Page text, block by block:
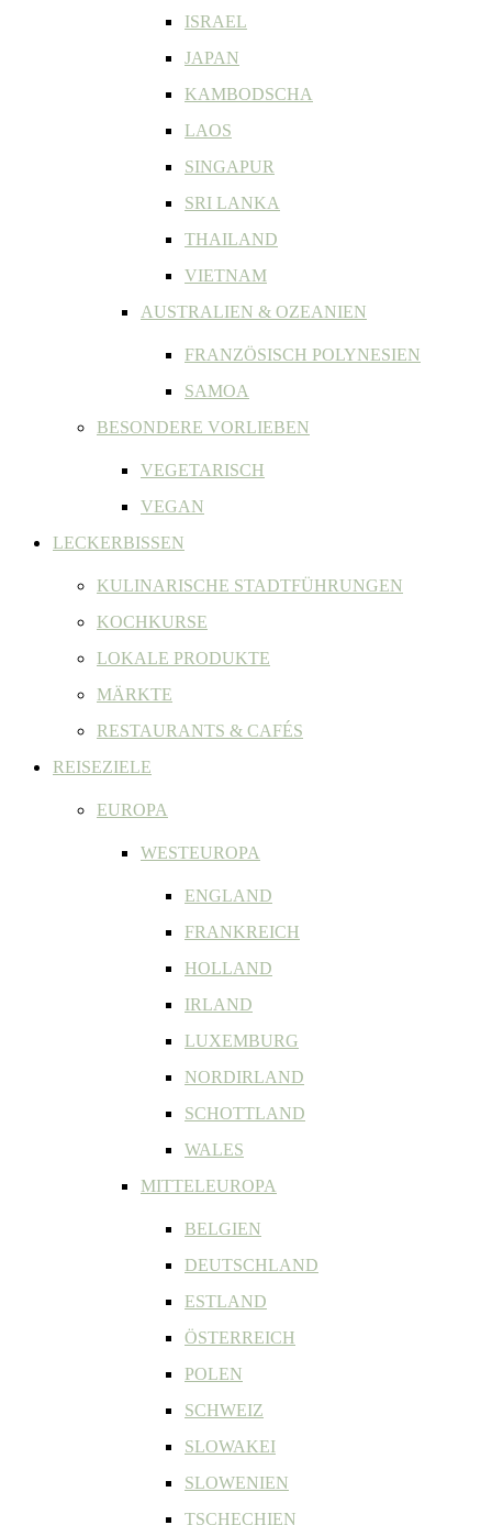
ISRAEL
JAPAN
KAMBODSCHA
LAOS
SINGAPUR
SRI LANKA
THAILAND
VIETNAM
AUSTRALIEN & OZEANIEN
FRANZÖSISCH POLYNESIEN
SAMOA
BESONDERE VORLIEBEN
VEGETARISCH
VEGAN
LECKERBISSEN
KULINARISCHE STADTFÜHRUNGEN
KOCHKURSE
LOKALE PRODUKTE
MÄRKTE
RESTAURANTS & CAFÉS
REISEZIELE
EUROPA
WESTEUROPA
ENGLAND
FRANKREICH
HOLLAND
IRLAND
LUXEMBURG
NORDIRLAND
SCHOTTLAND
WALES
MITTELEUROPA
BELGIEN
DEUTSCHLAND
ESTLAND
ÖSTERREICH
POLEN
SCHWEIZ
SLOWAKEI
SLOWENIEN
TSCHECHIEN